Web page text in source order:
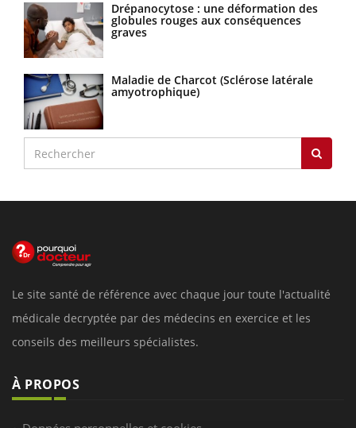
Drépanocytose : une déformation des
globules rouges aux conséquences
graves
Maladie de Charcot (Sclérose latérale
amyotrophique)
Le site santé de référence avec chaque jour toute l'actualité
médicale decryptée par des médecins en exercice et les
conseils des meilleurs spécialistes.
À PROPOS